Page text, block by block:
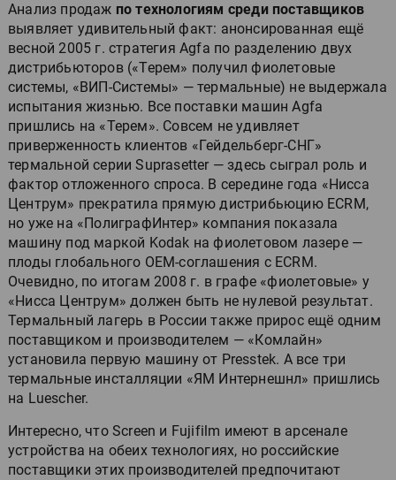
Анализ продаж по технологиям среди поставщиков
выявляет удивительный факт: анонсированная ещё
весной 2005 г. стратегия Agfa по разделению двух
дистрибьюторов («Терем» получил фиолетовые
системы, «ВИП-Системы» — термальные) не выдержала
испытания жизнью. Все поставки машин Agfa
пришлись на «Терем». Совсем не удивляет
приверженность клиентов «Гейдельберг-СНГ»
термальной серии Suprasetter — здесь сыграл роль и
фактор отложенного спроса. В середине года «Нисса
Центрум» прекратила прямую дистрибьюцию ECRM,
но уже на «ПолиграфИнтер» компания показала
машину под маркой Kodak на фиолетовом лазере —
плоды глобального OEM-соглашения с ECRM.
Очевидно, по итогам 2008 г. в графе «фиолетовые» у
«Нисса Центрум» должен быть не нулевой результат.
Термальный лагерь в России также прирос ещё одним
поставщиком и производителем — «Комлайн»
установила первую машину от Presstek. А все три
термальные инсталляции «ЯМ Интернешнл» пришлись
на Luescher.
Интересно, что Screen и Fujifilm имеют в арсенале
устройства на обеих технологиях, но российские
поставщики этих производителей предпочитают